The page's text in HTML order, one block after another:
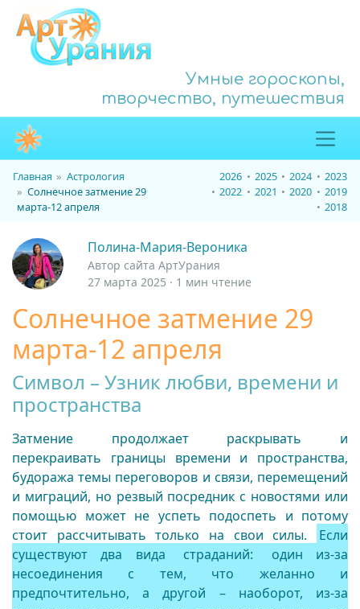
Умные гороскопы,
творчество, путешествия
Главная
Астрология
Солнечное затмение 29
марта-12 апреля
2026 2025 2024
2023
2022
2021 2020
2019
2018
Полина-Мария-Вероника
Автор сайта АртУрания
27 марта 2025 · 1 мин чтение
Солнечное затмение 29
марта-12 апреля
Символ – Узник любви, времени и
пространства
Затмение продолжает раскрывать и
перекраивать границы времени и пространства,
будоража темы переговоров и связи, перемещений
и миграций, но резвый посредник с новостями или
помощью может не успеть подоспеть и потому
стоит рассчитывать только на свои силы.
Если
существуют два вида
страданий:
один из-за
несоединения с тем, что желанно и
предпочтительно, а другой – наоборот, из-за